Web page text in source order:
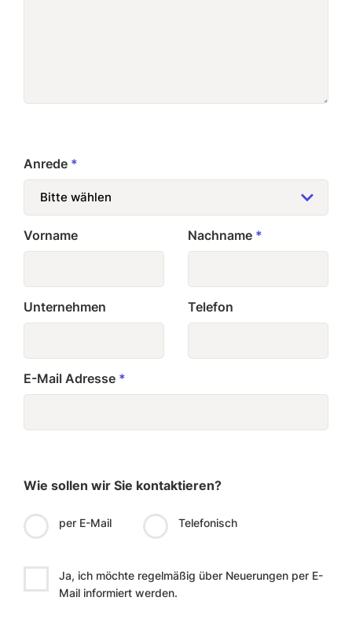
Anrede *
Vorname Nachname *
Unternehmen Telefon
E-Mail Adresse *
Wie sollen wir Sie kontaktieren?
per E-Mail Telefonisch
Ja, ich möchte regelmäßig über Neuerungen per E-
Mail informiert werden.